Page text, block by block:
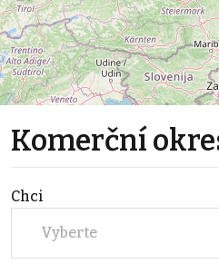
Komerční
Chci
Vyberte